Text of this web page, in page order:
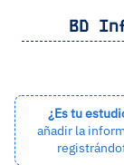
BD
¿Es tu
añadir la